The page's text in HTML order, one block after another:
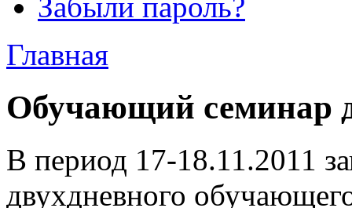
Главная
Обучающий семинар
В период 17-18.11.2011
двухдневного